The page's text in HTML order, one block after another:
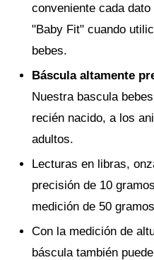
conveniente cada
"Baby Fit" cuando
bebes.
Báscula altamente
Nuestra bascula
recién nacido, a los
adultos.
Lecturas en libras,
precisión de 10
medición de 50
Con la medición de
báscula también